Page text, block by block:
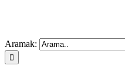
Aramak: